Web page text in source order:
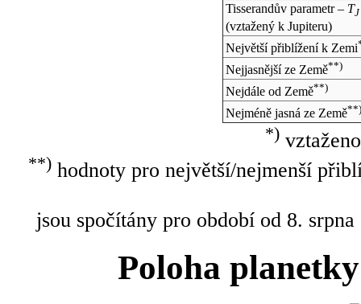
Tisserandův parametr – TJ
(vztažený k Jupiteru)
Největší přiblížení k Zemi
Nejjasnější ze Země**)
Nejdále od Země**)
Nejméně jasná ze Země**)
*)
**)hodnoty pro největší/nejmenší
jsou spočítány pro období od 8.
Poloha